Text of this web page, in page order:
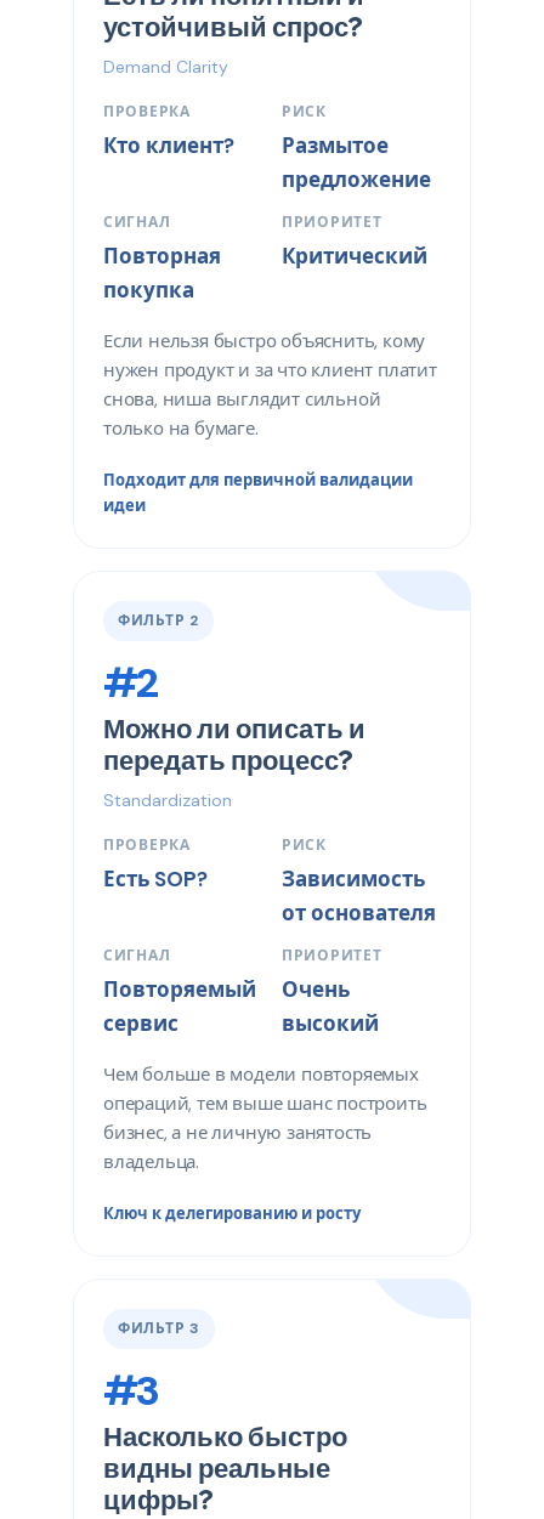
устойчивый спрос?
Demand Clarity
ПРОВЕРКА
Кто клиент?
РИСК
Размытое
предложение
СИГНАЛ
Повторная
покупка
ПРИОРИТЕТ
Критический
Если нельзя быстро объяснить, кому
нужен продукт и за что клиент платит
снова, ниша выглядит сильной
только на бумаге.
Подходит для первичной валидации
идеи
ФИЛЬТР 2
#2
Можно ли описать и
передать процесс?
Standardization
ПРОВЕРКА
Есть SOP?
РИСК
Зависимость
от основателя
СИГНАЛ
Повторяемый
сервис
ПРИОРИТЕТ
Очень
высокий
Чем больше в модели повторяемых
операций, тем выше шанс построить
бизнес, а не личную занятость
владельца.
Ключ к делегированию и росту
ФИЛЬТР 3
#3
Насколько быстро
видны реальные
цифры?